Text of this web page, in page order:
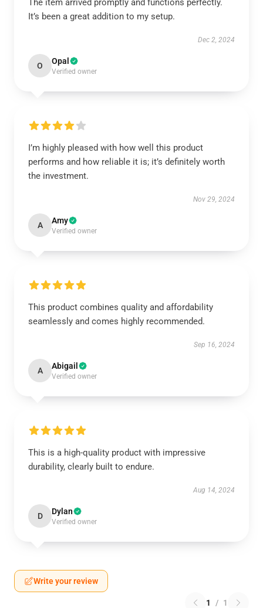
The item arrived promptly and functions perfectly.
It’s been a great addition to my setup.
Dec 2, 2024
O Opal
Verified owner
I’m highly pleased with how well this product
performs and how reliable it is; it’s definitely worth
the investment.
Nov 29, 2024
A Amy
Verified owner
This product combines quality and affordability
seamlessly and comes highly recommended.
Sep 16, 2024
A Abigail
Verified owner
This is a high-quality product with impressive
durability, clearly built to endure.
Aug 14, 2024
D Dylan
Verified owner
Write your review
1 / 1